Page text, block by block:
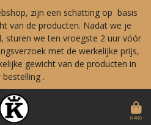
zijn een schatting op basis
van de producten. Nadat we je
sturen we ten vroegste 2 uur vóór
met de werkelijke prijs,
gewicht van de producten in
.
MAND